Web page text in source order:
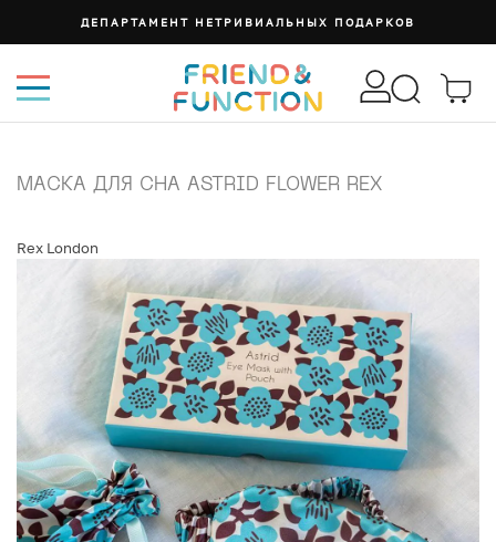
ДЕПАРТАМЕНТ НЕТРИВИАЛЬНЫХ ПОДАРКОВ
МАСКА ДЛЯ СНА ASTRID FLOWER REX
Rex London